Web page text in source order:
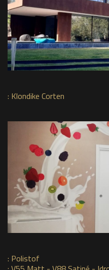
: Klondike Corten
: Polistof